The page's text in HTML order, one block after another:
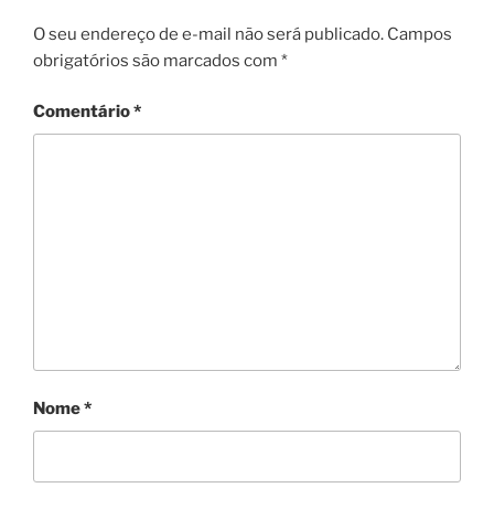
O seu endereço de e-mail não será publicado. Campos
obrigatórios são marcados com *
Comentário*
Nome*